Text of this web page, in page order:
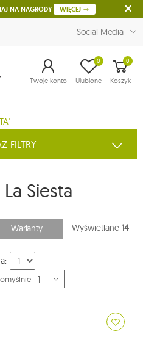
NA NAGRODY WIĘCEJ
Social Media
Twoje konto Ulubione
0 0
Koszyk
FILTRY
Siesta
Warianty Wyświetlane 14